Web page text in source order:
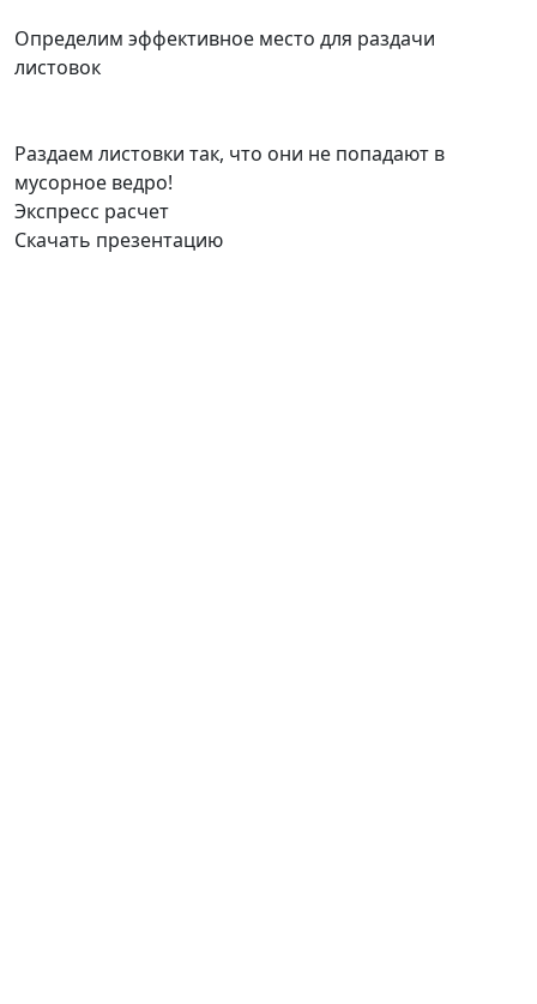
Определим эффективное место для раздачи
листовок
Раздаем листовки так, что они не попадают в
мусорное ведро!
Экспресс расчет
Скачать презентацию